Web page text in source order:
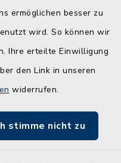
ermöglichen besser zu
wird. So können wir
Ihre erteilte Einwilligung
den Link in unseren
widerrufen.
stimme nicht zu
Lebens- und